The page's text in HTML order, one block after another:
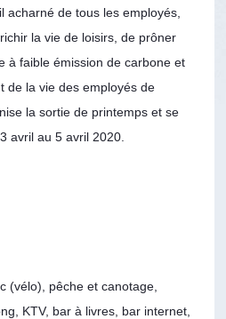
acharné de tous les employés,
la vie de loisirs, de prôner
à faible émission de carbone et
de la vie des employés de
la sortie de printemps et se
avril au 5 avril 2020.
(vélo), pêche et canotage,
KTV, bar à livres, bar internet,